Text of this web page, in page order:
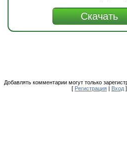
Добавлять комментарии могут только
[ Регистрация Вход ]